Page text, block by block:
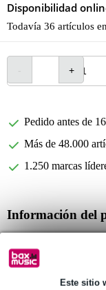
Este sitio
Disponibilidad
Todavía 36 artículos
Pedido antes de
Más de 48.000
1.250 marcas
Información del
Modelo sin filtrar